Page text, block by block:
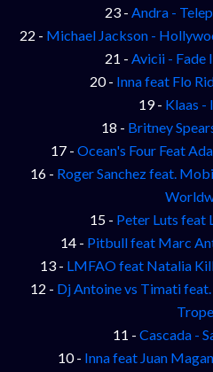
23 - Andra -
22 - Michael Jackson -
21 - Avicii - Fade
20 - Inna feat Flo
19 - Klaas -
18 - Britney
17 - Ocean's Four Feat
16 - Roger Sanchez feat.
15 - Peter Luts feat
14 - Pitbull feat Marc
13 - LMFAO feat Natalia
12 - Dj Antoine vs Timati
11 - Cascada -
10 - Inna feat Juan